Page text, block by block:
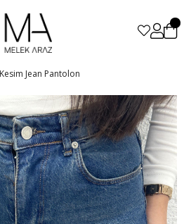
Jean Pantolon